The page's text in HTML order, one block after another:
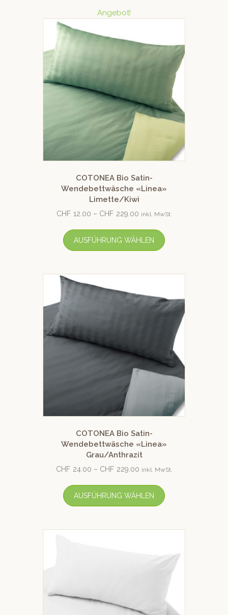
Angebot!
COTONEA Bio Satin-
Wendebettwäsche «Linea»
Limette/Kiwi
CHF 12.00 – CHF 229.00 inkl. MwSt.
AUSFÜHRUNG WÄHLEN
COTONEA Bio Satin-
Wendebettwäsche «Linea»
Grau/Anthrazit
CHF 24.00 – CHF 229.00 inkl. MwSt.
AUSFÜHRUNG WÄHLEN